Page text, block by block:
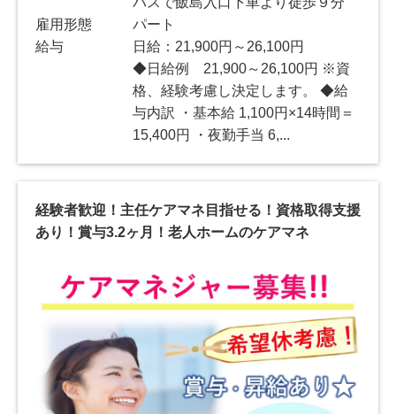
雇用形態
パート
給与
日給：21,900円～26,100円
◆日給例 21,900～26,100円 ※資
格、経験考慮し決定します。 ◆給
与内訳 ・基本給 1,100円×14時間＝
15,400円 ・夜勤手当 6,...
経験者歓迎！主任ケアマネ目指せる！資格取得支援
あり！賞与3.2ヶ月！老人ホームのケアマネ